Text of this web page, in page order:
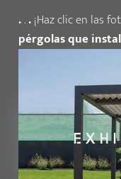
...¡Haz clic en las
pérgolas que